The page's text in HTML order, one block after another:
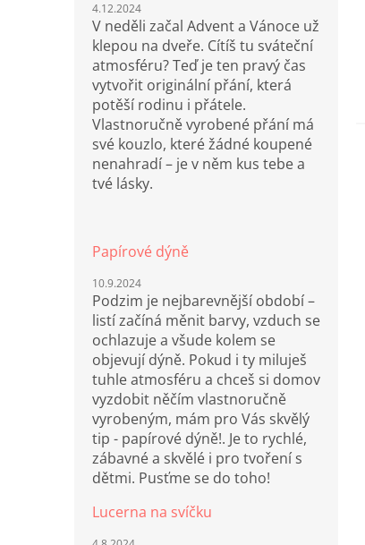
4.12.2024
V neděli začal Advent a Vánoce už
klepou na dveře. Cítíš tu sváteční
atmosféru? Teď je ten pravý čas
vytvořit originální přání, která
potěší rodinu i přátele.
Vlastnoručně vyrobené přání má
své kouzlo, které žádné koupené
nenahradí – je v něm kus tebe a
tvé lásky.
Papírové dýně
10.9.2024
Podzim je nejbarevnější období –
listí začíná měnit barvy, vzduch se
ochlazuje a všude kolem se
objevují dýně. Pokud i ty miluješ
tuhle atmosféru a chceš si domov
vyzdobit něčím vlastnoručně
vyrobeným, mám pro Vás skvělý
tip - papírové dýně!. Je to rychlé,
zábavné a skvělé i pro tvoření s
dětmi. Pusťme se do toho!
Lucerna na svíčku